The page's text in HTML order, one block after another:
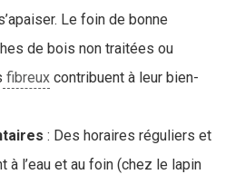
Le foin de bonne
de bois non traitées ou
fibreux contribuent à leur bien-
: Des horaires réguliers et
à l’eau et au foin (chez le lapin